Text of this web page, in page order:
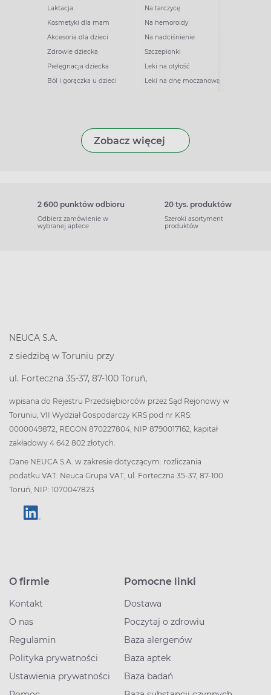
Laktacja
Kosmetyki dla mam
Akcesoria dla dzieci
Zdrowie dziecka
Pielęgnacja dziecka
Ból i gorączka u dzieci
Na tarczycę
Na hemoroidy
Na nadciśnienie
Szczepionki
Leki na otyłość
Leki na dnę moczanową
Zobacz więcej
2 600 punktów odbioru
Odbierz zamówienie w
wybranej aptece
20 tys. produktów
Szeroki asortyment
produktów
NEUCA S.A.
z siedzibą w Toruniu przy
ul. Forteczna 35-37, 87-100 Toruń,
wpisana do Rejestru Przedsiębiorców przez Sąd Rejonowy w
Toruniu, VII Wydział Gospodarczy KRS pod nr KRS:
0000049872, REGON 870227804, NIP 8790017162, kapitał
zakładowy 4 642 802 złotych.
Dane NEUCA S.A. w zakresie dotyczącym: rozliczania
podatku VAT: Neuca Grupa VAT, ul. Forteczna 35-37, 87-100
Toruń, NIP: 1070047823
O firmie
Kontakt
O nas
Regulamin
Polityka prywatności
Ustawienia prywatności
Pomocne linki
Dostawa
Poczytaj o zdrowiu
Baza alergenów
Baza aptek
Baza badań